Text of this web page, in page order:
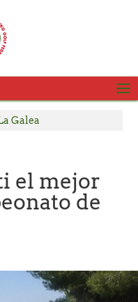
Galea
se adjudican el título
Zarauz
Barbeito, campeones
el mejor
de